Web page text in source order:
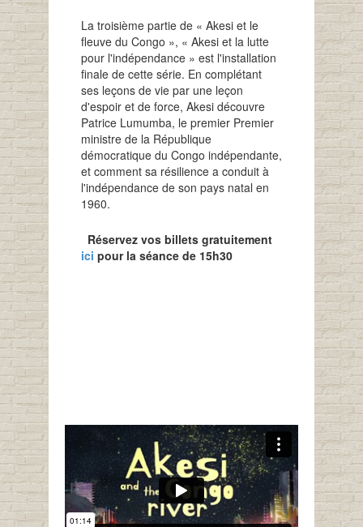
La troisième partie de « Akesi et le
fleuve du Congo », « Akesi et la lutte
pour l'indépendance » est l'installation
finale de cette série. En complétant
ses leçons de vie par une leçon
d'espoir et de force, Akesi découvre
Patrice Lumumba, le premier Premier
ministre de la République
démocratique du Congo indépendante,
et comment sa résilience a conduit à
l'indépendance de son pays natal en
1960.
Réservez vos billets gratuitement
ici pour la séance de 15h30